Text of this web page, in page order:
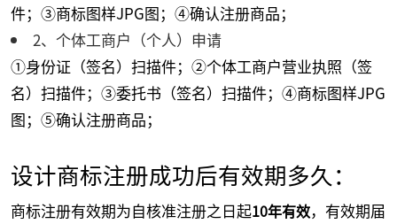
件；③商标图样JPG图；④确认注册商品；
2、个体工商户（个人）申请
①身份证（签名）扫描件；②个体工商户营业执照（签
名）扫描件；③委托书（签名）扫描件；④商标图样JPG
图；⑤确认注册商品；
设计商标注册成功后有效期多久：
商标注册有效期为自核准注册之日起10年有效，有效期届